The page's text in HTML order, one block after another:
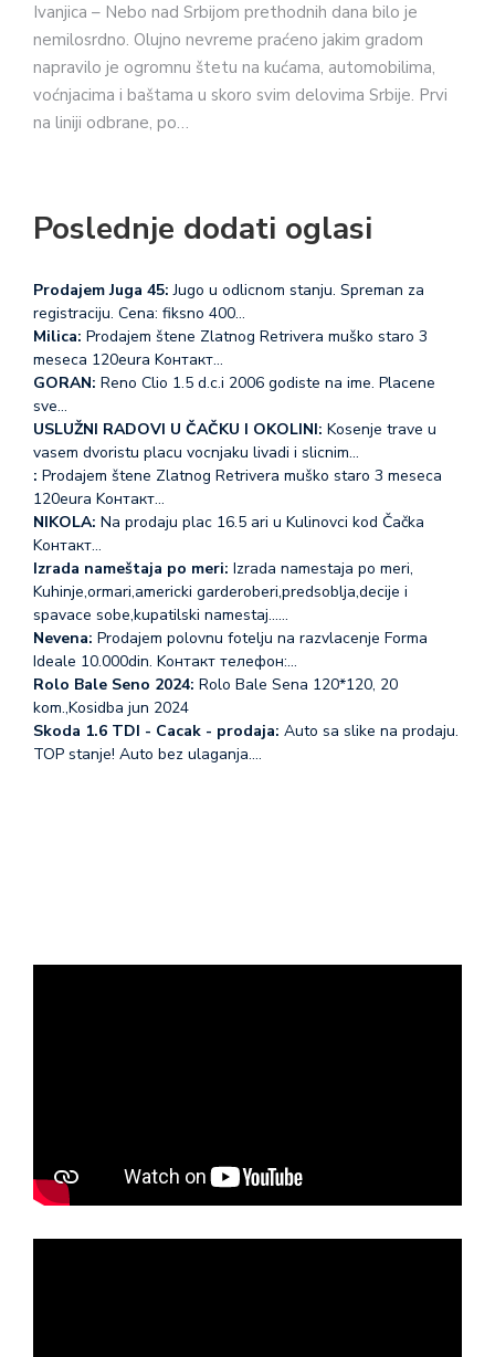
Ivanjica – Nebo nad Srbijom prethodnih dana bilo je
nemilosrdno. Olujno nevreme praćeno jakim gradom
napravilo je ogromnu štetu na kućama, automobilima,
voćnjacima i baštama u skoro svim delovima Srbije. Prvi
na liniji odbrane, po…
Poslednje dodati oglasi
Prodajem Juga 45: Jugo u odlicnom stanju. Spreman za
registraciju. Cena: fiksno 400…
Milica: Prodajem štene Zlatnog Retrivera muško staro 3
meseca 120eura Koнтакт…
GORAN: Reno Clio 1.5 d.c.i 2006 godiste na ime. Placene
sve…
USLUŽNI RADOVI U ČAČKU I OKOLINI: Kosenje trave u
vasem dvoristu placu vocnjaku livadi i slicnim…
: Prodajem štene Zlatnog Retrivera muško staro 3 meseca
120eura Koнтакт…
NIKOLA: Na prodaju plac 16.5 ari u Kulinovci kod Čačka
Koнтакт…
Izrada nameštaja po meri: Izrada namestaja po meri,
Kuhinje,ormari,americki garderoberi,predsoblja,decije i
spavace sobe,kupatilski namestaj...…
Nevena: Prodajem polovnu fotelju na razvlacenje Forma
Ideale 10.000din. Koнтакт телефон:…
Rolo Bale Seno 2024: Rolo Bale Sena 120*120, 20
kom.,Kosidba jun 2024
Skoda 1.6 TDI - Cacak - prodaja: Auto sa slike na prodaju.
TOP stanje! Auto bez ulaganja.…